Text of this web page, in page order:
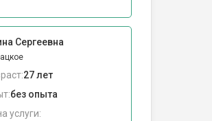
Сергеевна
27 лет
без опыта
услуги: